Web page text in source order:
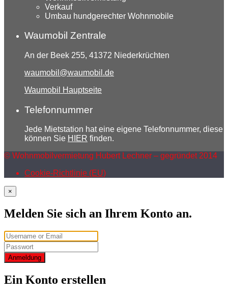
Verkauf
Umbau hundgerechter Wohnmobile
Waumobil Zentrale
An der Beek 255, 41372 Niederkrüchten
waumobil@waumobil.de
Waumobil Hauptseite
Telefonnummer
Jede Mietstation hat eine eigene Telefonnummer, diese
können Sie HIER finden.
© Wohnmobilvermietung Hubert Lechner – gegründet 2014
Cookie-Richtlinie (EU)
×
Melden Sie sich an Ihrem Konto an.
Anmeldung
Ein Konto erstellen